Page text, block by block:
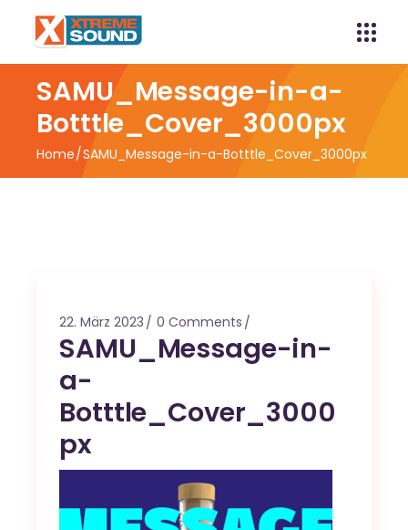
SAMU_Message-in-a-
Botttle_Cover_3000px
Home SAMU_Message-in-a-Botttle_Cover_3000px
22. März 2023 0 Comments
SAMU_Message-in-
a-
Botttle_Cover_3000
px